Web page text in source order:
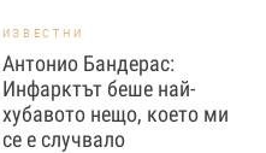
ИЗВЕСТНИ
Антонио Бандерас:
Инфарктът беше най-
хубавото нещо, което ми
се е случвало